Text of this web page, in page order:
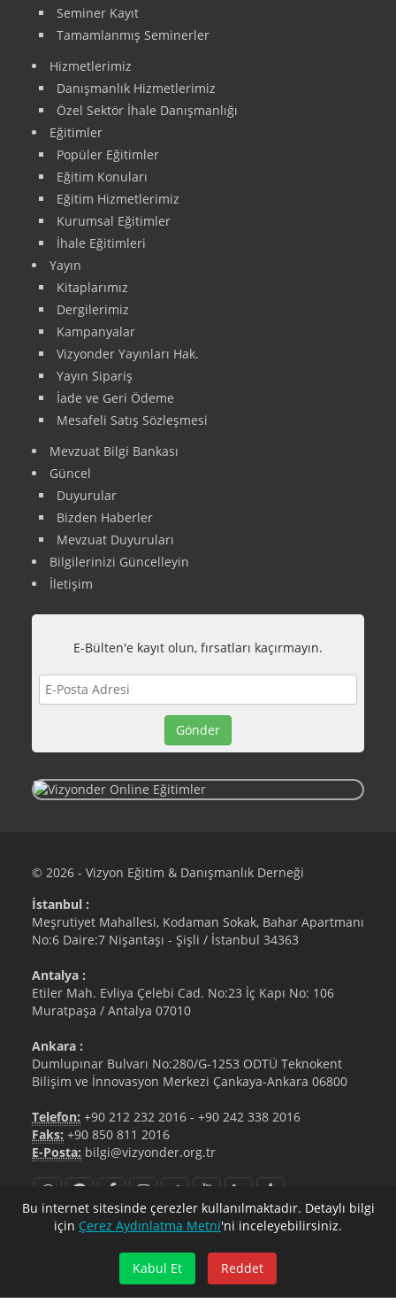
Seminer Kayıt
Tamamlanmış Seminerler
Hizmetlerimiz
Danışmanlık Hizmetlerimiz
Özel Sektör İhale Danışmanlığı
Eğitimler
Popüler Eğitimler
Eğitim Konuları
Eğitim Hizmetlerimiz
Kurumsal Eğitimler
İhale Eğitimleri
Yayın
Kitaplarımız
Dergilerimiz
Kampanyalar
Vizyonder Yayınları Hak.
Yayın Sipariş
İade ve Geri Ödeme
Mesafeli Satış Sözleşmesi
Mevzuat Bilgi Bankası
Güncel
Duyurular
Bizden Haberler
Mevzuat Duyuruları
Bilgilerinizi Güncelleyin
İletişim
E-Bülten'e kayıt olun, fırsatları kaçırmayın.
© 2026 - Vizyon Eğitim & Danışmanlık Derneği
İstanbul :
Meşrutiyet Mahallesi, Kodaman Sokak, Bahar Apartmanı
No:6 Daire:7 Nişantaşı - Şişli / İstanbul 34363
Antalya :
Etiler Mah. Evliya Çelebi Cad. No:23 İç Kapı No: 106
Muratpaşa / Antalya 07010
Ankara :
Dumlupınar Bulvarı No:280/G-1253 ODTÜ Teknokent
Bilişim ve İnnovasyon Merkezi Çankaya-Ankara 06800
Telefon: +90 212 232 2016 - +90 242 338 2016
Faks: +90 850 811 2016
E-Posta: bilgi@vizyonder.org.tr
bilgi@vizyonder.org.tr +90 212 232 2016
Bu internet sitesinde çerezler kullanılmaktadır. Detaylı bilgi
için Çerez Aydınlatma Metni'ni inceleyebilirsiniz.
Kabul Et Reddet